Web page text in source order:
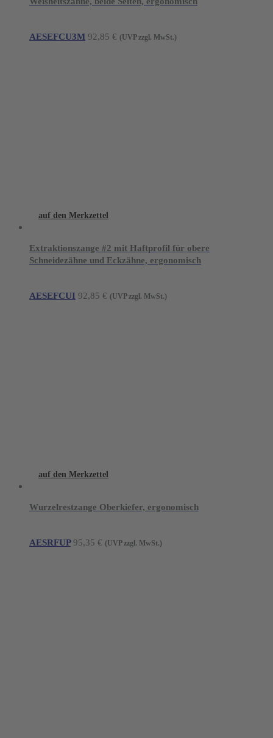
AESEFCU3M 92,85 € (UVP zzgl. MwSt.)
auf den Merkzettel
Extraktionszange #2 mit Haftprofil für obere
Schneidezähne und Eckzähne, ergonomisch
AESEFCUI 92,85 € (UVP zzgl. MwSt.)
auf den Merkzettel
Wurzelrestzange Oberkiefer, ergonomisch
AESRFUP 95,35 € (UVP zzgl. MwSt.)